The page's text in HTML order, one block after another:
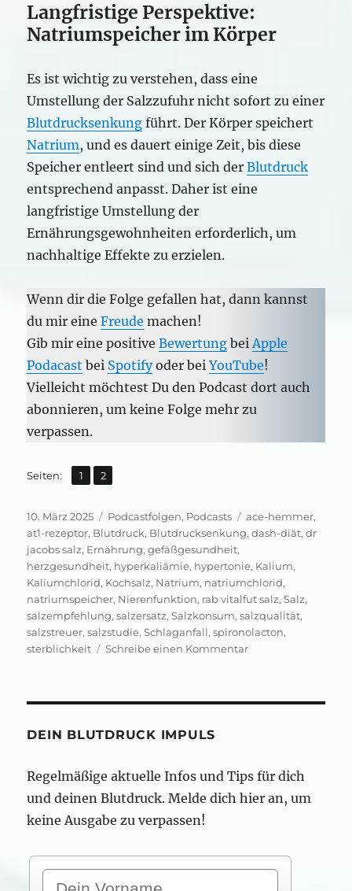
Langfristige Perspektive:
Natriumspeicher im Körper
Es ist wichtig zu verstehen, dass eine
Umstellung der Salzzufuhr nicht sofort zu einer
Blutdrucksenkung führt. Der Körper speichert
Natrium, und es dauert einige Zeit, bis diese
Speicher entleert sind und sich derBlutdruck
entsprechend anpasst. Daher ist eine
langfristige Umstellung der
Ernährungsgewohnheiten erforderlich, um
nachhaltige Effekte zu erzielen.
Wenn dir die Folge gefallen hat, dann kannst
du mir eineFreude machen!
Gib mir eine positiveBewertung beiApple
Podacast bei Spotifyoder beiYouTube!
Vielleicht möchtest Du den Podcast dort auch
abonnieren, um keine Folge mehr zu
verpassen.
Seiten: Seite
1 ,
Seite
2
Veröffentlicht
am
10. März 2025 Kategorien
Podcastfolgen, Podcasts Schlagwörter
ace-hemmer,
at1-rezeptor, Blutdruck, Blutdrucksenkung,dash-diät,dr
jacobs salz, Ernährung,gefäßgesundheit,
herzgesundheit, hyperkaliämie, hypertonie, Kalium,
Kaliumchlorid, Kochsalz, Natrium, natriumchlorid,
natriumspeicher, Nierenfunktion, rab vitalfut salz,Salz,
salzempfehlung,salzersatz,Salzkonsum,salzqualität,
salzstreuer,salzstudie,Schlaganfall,spironolacton,
sterblichkeit
Schreibe einen Kommentarzu
DEIN BLUTDRUCK IMPULS
Regelmäßige aktuelle Infos und Tips für dich
und deinen Blutdruck. Melde dich hier an, um
keine Ausgabe zu verpassen!